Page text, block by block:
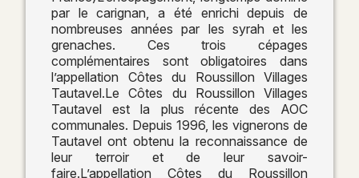
par le carignan, a été enrichi depuis de
nombreuses années par les syrah et les
grenaches. Ces trois cépages
complémentaires sont obligatoires dans
l’appellation Côtes du Roussillon Villages
Tautavel.Le Côtes du Roussillon Villages
Tautavel est la plus récente des AOC
communales. Depuis 1996, les vignerons de
Tautavel ont obtenu la reconnaissance de
leur terroir et de leur savoir-
faire.L’appellation Côtes du Roussillon